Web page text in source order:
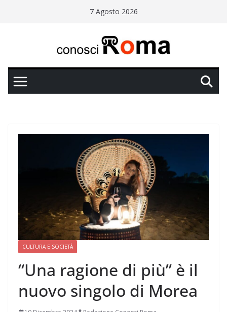
7 Agosto 2026
CULTURA E SOCIETÀ
“Una ragione di più” è il
nuovo singolo di Morea